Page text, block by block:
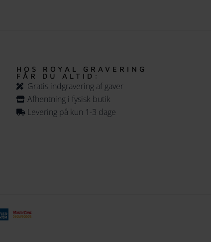
HOS ROYAL GRAVERING
FÅR DU ALTID:
Gratis indgravering af gaver
Afhentning i fysisk butik
Levering på kun 1-3 dage